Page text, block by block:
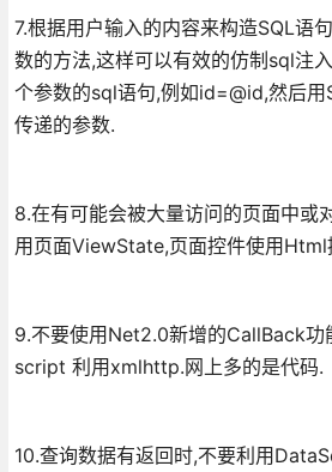
7.根据用户输入的内容来构造SQL语
数的方法,这样可以有效的仿制sql注
个参数的sql语句,例如id=@id,然后
传递的参数.
8.在有可能会被大量访问的页面中或
用页面ViewState,页面控件使用Html
9.不要使用Net2.0新增的CallBack功
script 利用xmlhttp.网上多的是代码.
10.查询数据有返回时,不要利用